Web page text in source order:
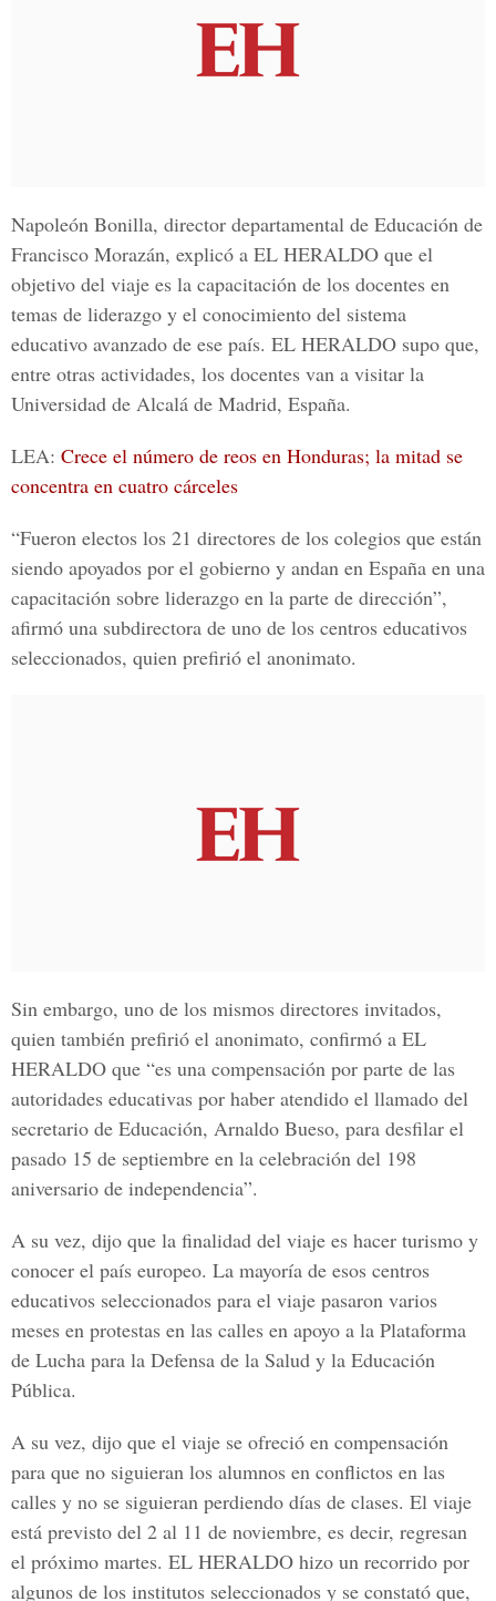
Napoleón Bonilla, director departamental de Educación de
Francisco Morazán, explicó a EL HERALDO que el
objetivo del viaje es la capacitación de los docentes en
temas de liderazgo y el conocimiento del sistema
educativo avanzado de ese país. EL HERALDO supo que,
entre otras actividades, los docentes van a visitar la
Universidad de Alcalá de Madrid, España.
LEA: Crece el número de reos en Honduras; la mitad se
concentra en cuatro cárceles
“Fueron electos los 21 directores de los colegios que están
siendo apoyados por el gobierno y andan en España en una
capacitación sobre liderazgo en la parte de dirección”,
afirmó una subdirectora de uno de los centros educativos
seleccionados, quien prefirió el anonimato.
Sin embargo, uno de los mismos directores invitados,
quien también prefirió el anonimato, confirmó a EL
HERALDO que “es una compensación por parte de las
autoridades educativas por haber atendido el llamado del
secretario de Educación, Arnaldo Bueso, para desfilar el
pasado 15 de septiembre en la celebración del 198
aniversario de independencia”.
A su vez, dijo que la finalidad del viaje es hacer turismo y
conocer el país europeo. La mayoría de esos centros
educativos seleccionados para el viaje pasaron varios
meses en protestas en las calles en apoyo a la Plataforma
de Lucha para la Defensa de la Salud y la Educación
Pública.
A su vez, dijo que el viaje se ofreció en compensación
para que no siguieran los alumnos en conflictos en las
calles y no se siguieran perdiendo días de clases. El viaje
está previsto del 2 al 11 de noviembre, es decir, regresan
el próximo martes. EL HERALDO hizo un recorrido por
algunos de los institutos seleccionados y se constató que,